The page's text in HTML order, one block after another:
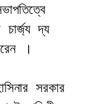
চার্জ্য দ্য
।
সরকার